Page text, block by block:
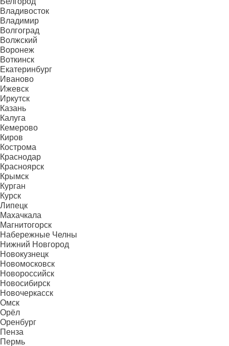
Владивосток
Владимир
Волгоград
Волжский
Воронеж
Воткинск
Екатеринбург
Иваново
Ижевск
Иркутск
Казань
Калуга
Кемерово
Киров
Кострома
Краснодар
Красноярск
Крымск
Курган
Курск
Липецк
Махачкала
Магнитогорск
Набережные Челны
Нижний Новгород
Новокузнецк
Новомосковск
Новороссийск
Новосибирск
Новочеркасск
Омск
Орёл
Оренбург
Пенза
Пермь